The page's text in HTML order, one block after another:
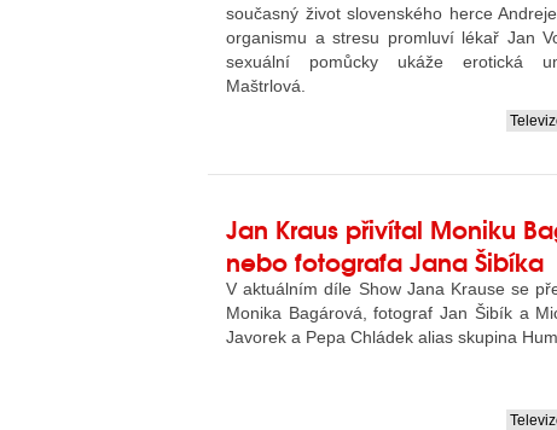
současný život slovenského herce
organismu a stresu promluví lékař Jan
sexuální pomůcky ukáže erotická
Maštrlová.
Jan Kraus přivítal Moniku
nebo fotografa Jana Šibíka
V aktuálním díle Show Jana Krause se
Monika Bagárová, fotograf Jan Šibík a
Javorek a Pepa Chládek alias skupina